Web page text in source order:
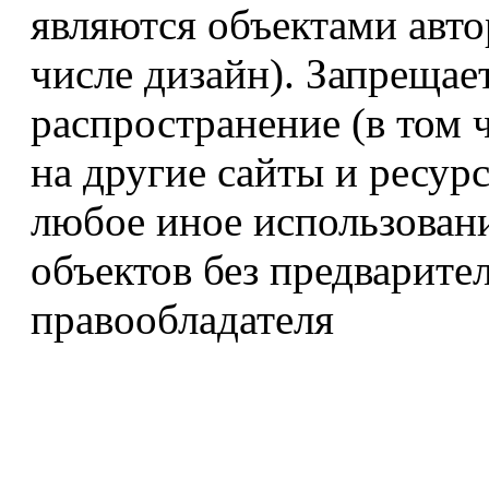
являются объектами
числе дизайн).
распространение (в том
на другие сайты и
любое иное
объектов без
правообладателя